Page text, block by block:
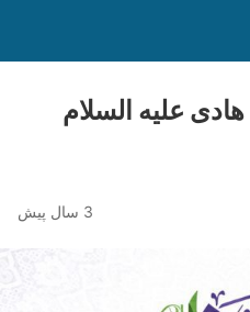
علیه السلام
3 سال پیش